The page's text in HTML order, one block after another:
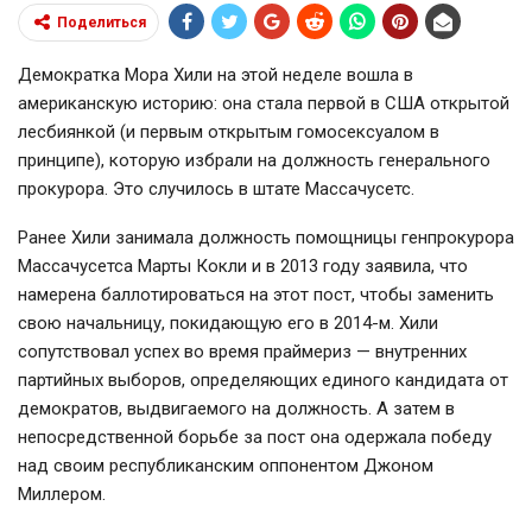
Поделиться
Демократка Мора Хили на этой неделе вошла в
американскую историю: она стала первой в США открытой
лесбиянкой (и первым открытым гомосексуалом в
принципе), которую избрали на должность генерального
прокурора. Это случилось в штате Массачусетс.
Ранее Хили занимала должность помощницы генпрокурора
Массачусетса Марты Кокли и в 2013 году заявила, что
намерена баллотироваться на этот пост, чтобы заменить
свою начальницу, покидающую его в 2014-м. Хили
сопутствовал успех во время праймериз — внутренних
партийных выборов, определяющих единого кандидата от
демократов, выдвигаемого на должность. А затем в
непосредственной борьбе за пост она одержала победу
над своим республиканским оппонентом Джоном
Миллером.